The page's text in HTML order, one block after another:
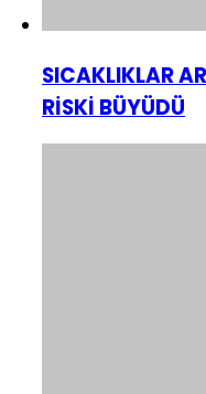
SICAKLIKLAR
RİSKİ BÜYÜDÜ